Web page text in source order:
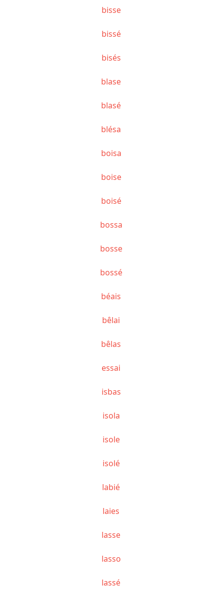
bisse
bissé
bisés
blase
blasé
blésa
boisa
boise
boisé
bossa
bosse
bossé
béais
bêlai
bêlas
essai
isbas
isola
isole
isolé
labié
laies
lasse
lasso
lassé